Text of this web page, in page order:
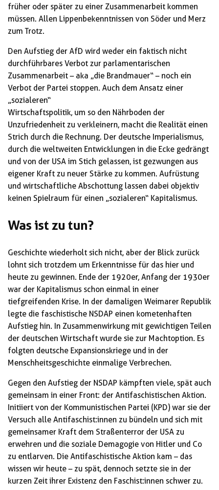
früher oder später zu einer Zusammenarbeit kommen
müssen. Allen Lippenbekenntnissen von Söder und Merz
zum Trotz.
Den Aufstieg der AfD wird weder ein faktisch nicht
durchführbares Verbot zur parlamentarischen
Zusammenarbeit – aka „die Brandmauer“ – noch ein
Verbot der Partei stoppen. Auch dem Ansatz einer
„sozialeren“
Wirtschaftspolitik, um so den Nährboden der
Unzufriedenheit zu verkleinern, macht die Realität einen
Strich durch die Rechnung. Der deutsche Imperialismus,
durch die weltweiten Entwicklungen in die Ecke gedrängt
und von der USA im Stich gelassen, ist gezwungen aus
eigener Kraft zu neuer Stärke zu kommen. Aufrüstung
und wirtschaftliche Abschottung lassen dabei objektiv
keinen Spielraum für einen „sozialeren“ Kapitalismus.
Was ist zu tun?
Geschichte wiederholt sich nicht, aber der Blick zurück
lohnt sich trotzdem um Erkenntnisse für das hier und
heute zu gewinnen. Ende der 1920er, Anfang der 1930er
war der Kapitalismus schon einmal in einer
tiefgreifenden Krise. In der damaligen Weimarer Republik
legte die faschistische NSDAP einen kometenhaften
Aufstieg hin. In Zusammenwirkung mit gewichtigen Teilen
der deutschen Wirtschaft wurde sie zur Machtoption. Es
folgten deutsche Expansionskriege und in der
Menschheitsgeschichte einmalige Verbrechen.
Gegen den Aufstieg der NSDAP kämpften viele, spät auch
gemeinsam in einer Front: der Antifaschistischen Aktion.
Initiiert von der Kommunistischen Partei (KPD) war sie der
Versuch alle Antifaschist:innen zu bündeln und sich mit
gemeinsamer Kraft dem Straßenterror der USA zu
erwehren und die soziale Demagogie von Hitler und Co
zu entlarven. Die Antifaschistische Aktion kam – das
wissen wir heute – zu spät, dennoch setzte sie in der
kurzen Zeit ihrer Existenz den Faschist:innen schwer zu.